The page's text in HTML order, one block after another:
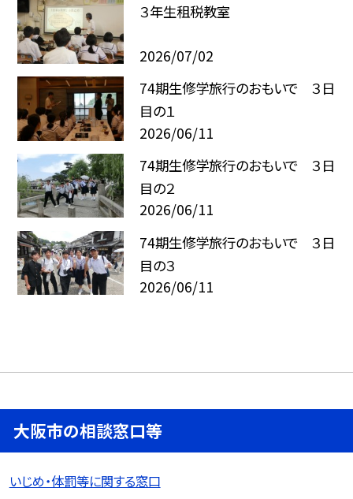
３年生租税教室
2026/07/02
74期生修学旅行のおもいで ３日
目の１
2026/06/11
74期生修学旅行のおもいで ３日
目の２
2026/06/11
74期生修学旅行のおもいで ３日
目の３
2026/06/11
大阪市の相談窓口等
いじめ・体罰等に関する窓口